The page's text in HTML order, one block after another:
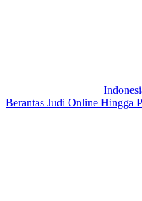
Berantas Judi Online Hingga